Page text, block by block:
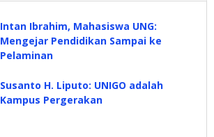
Intan Ibrahim, Mahasiswa UNG:
Mengejar Pendidikan Sampai ke
Pelaminan
Susanto H. Liputo: UNIGO adalah
Kampus Pergerakan